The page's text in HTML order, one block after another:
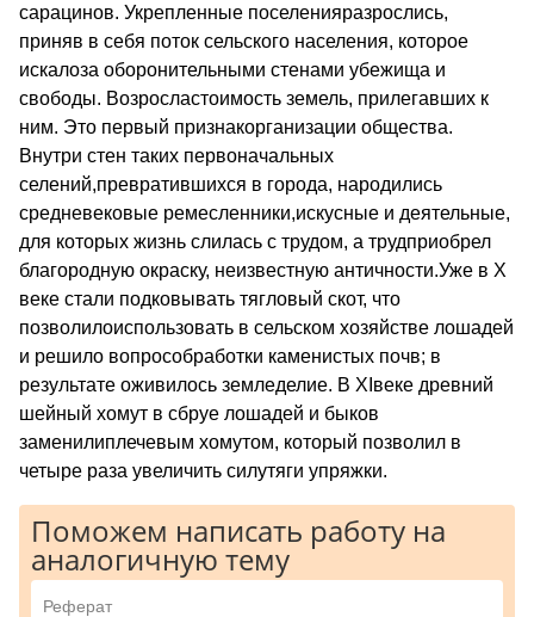
сарацинов. Укрепленные поселенияразрослись,
приняв в себя поток сельского населения, которое
искалоза оборонительными стенами убежища и
свободы. Возросластоимость земель, прилегавших к
ним. Это первый признакорганизации общества.
Внутри стен таких первоначальных
селений,превратившихся в города, народились
средневековые ремесленники,искусные и деятельные,
для которых жизнь слилась с трудом, а трудприобрел
благородную окраску, неизвестную античности.Уже в Х
веке стали подковывать тягловый скот, что
позволилоиспользовать в сельском хозяйстве лошадей
и решило вопрособработки каменистых почв; в
результате оживилось земледелие. В XIвеке древний
шейный хомут в сбруе лошадей и быков
заменилиплечевым хомутом, который позволил в
четыре раза увеличить силутяги упряжки.
Поможем написать работу на
аналогичную тему
Реферат